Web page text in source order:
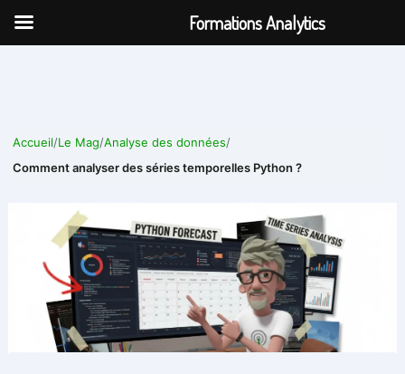
Aller
Accueil/Le Mag/Analyse des données/
Comment analyser des séries temporelles Python ?
Formations Analytics